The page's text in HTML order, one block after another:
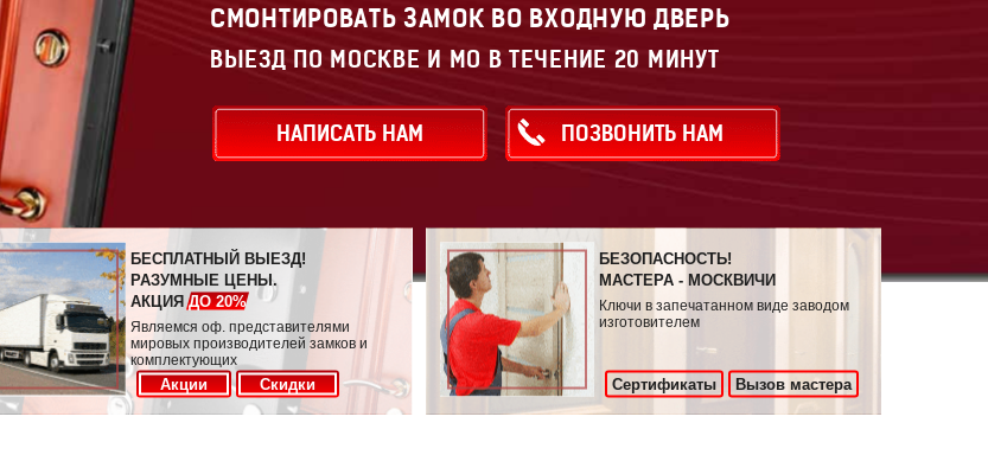
СМОНТИРОВАТЬ ЗАМОК ВО ВХОДНУЮ ДВЕРЬ
ВЫЕЗД ПО МОСКВЕ И МО В ТЕЧЕНИЕ 20 МИНУТ
НАПИСАТЬ НАМ ПОЗВОНИТЬ НАМ
БЕСПЛАТНЫЙ ВЫЕЗД!
РАЗУМНЫЕ ЦЕНЫ.
АКЦИЯДО 20%
Являемся оф. представителями
мировых производителей замков и
комплектующих
Акции Скидки
БЕЗОПАСНОСТЬ!
МАСТЕРА - МОСКВИЧИ
Ключи в запечатанном виде заводом
изготовителем
Сертификаты Вызов мастера